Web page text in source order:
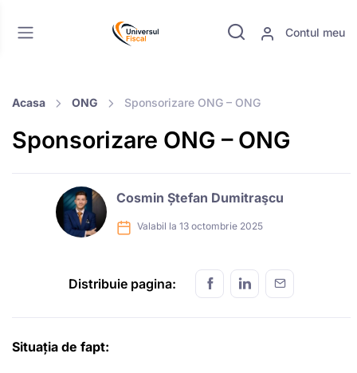
Contul meu
Acasa ONG Sponsorizare ONG – ONG
Sponsorizare ONG – ONG
Cosmin Ștefan Dumitraşcu
Valabil la 13 octombrie 2025
Distribuie pagina:
Situația de fapt: